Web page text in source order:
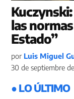
las
Estado”
por Luis Miguel
30 de septiembre
● LO ÚLTIMO